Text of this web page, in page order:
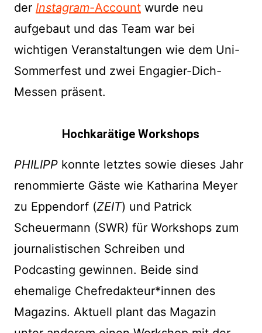
der Instagram-Accountwurde neu
aufgebaut und das Team war bei
wichtigen Veranstaltungen wie dem Uni-
Sommerfest und zwei Engagier-Dich-
Messen präsent.
Hochkarätige Workshops
PHILIPPkonnte letztes sowie dieses Jahr
renommierte Gäste wie Katharina Meyer
zu Eppendorf (ZEIT) und Patrick
Scheuermann (SWR) für Workshops zum
journalistischen Schreiben und
Podcasting gewinnen. Beide sind
ehemalige Chefredakteur*innen des
Magazins. Aktuell plant das Magazin